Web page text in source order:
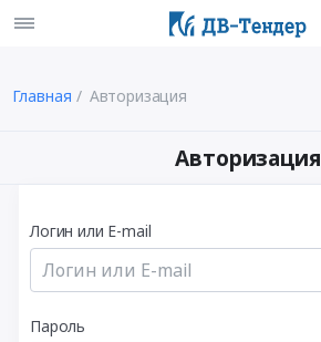
Главная Авторизация
Авторизация
Логин или E-mail
Пароль